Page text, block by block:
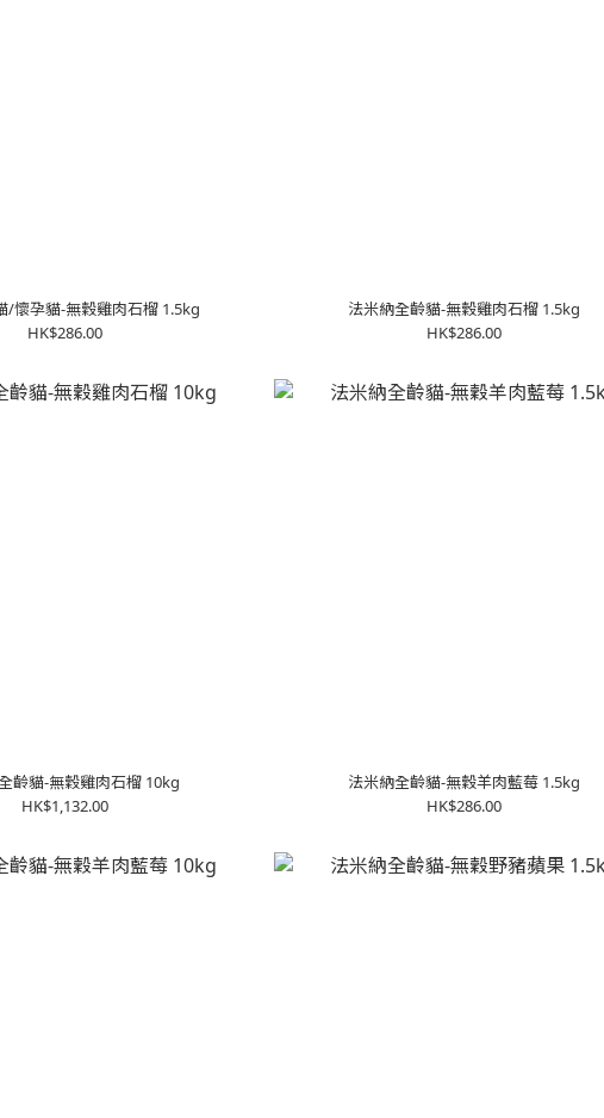
法米納幼貓/懷孕貓-無穀雞肉石榴 1.5kg
HK$286.00
法米納全齡貓-無穀雞肉石榴 1.5kg
HK$286.00
齡貓-無穀雞肉石榴 10kg
HK$1,132.00
法米納全齡貓-無穀羊肉藍莓 1.5kg
HK$286.00